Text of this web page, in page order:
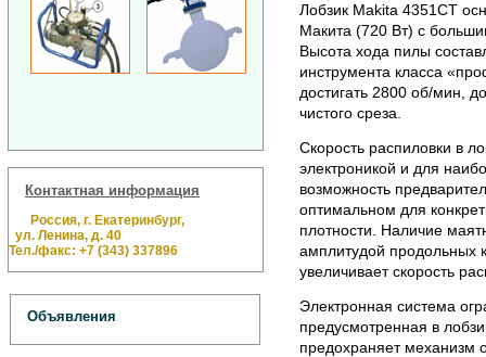
Контактная информация
Россия, г. Екатеринбург,
ул. Ленина, д. 40
Тел./факс: +7 (343) 337896
Объявления
Лобзик Makita 4351CT
Макита (720 Вт) с
Высота хода пилы
инструмента класса
достигать 2800 об/мин,
чистого среза.
Скорость распиловки в
электроникой и для
возможность
оптимальном для
плотности. Наличие
амплитудой продольных
увеличивает скорость
Электронная система
предусмотренная в
предохраняет механизм